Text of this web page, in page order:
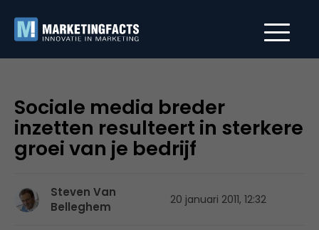
Sociale media breder
inzetten resulteert in sterkere
groei van je bedrijf
Steven Van
Belleghem
20 januari 2011, 12:32